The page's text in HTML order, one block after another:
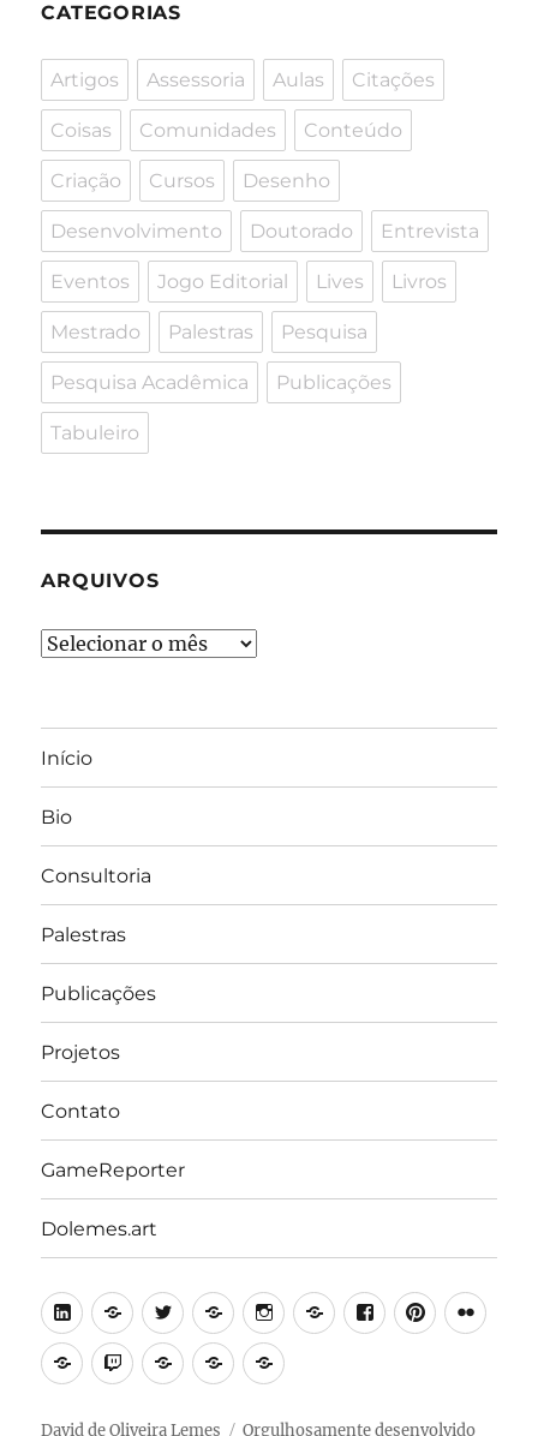
CATEGORIAS
Artigos Assessoria Aulas Citações
Coisas Comunidades Conteúdo
Criação Cursos Desenho
Desenvolvimento Doutorado Entrevista
Eventos Jogo Editorial Lives Livros
Mestrado Palestras Pesquisa
Pesquisa Acadêmica Publicações
Tabuleiro
ARQUIVOS
Arquivos
Início
Bio
Consultoria
Palestras
Publicações
Projetos
Contato
GameReporter
Dolemes.art
LinkedIn
LattesTwitterMediumInstagram
BehanceFacebook
PinterestFlickr
Academia.edu
TwitchMinecraft
Edition
SteamItch.io
David de Oliveira Lemes Orgulhosamente desenvolvido